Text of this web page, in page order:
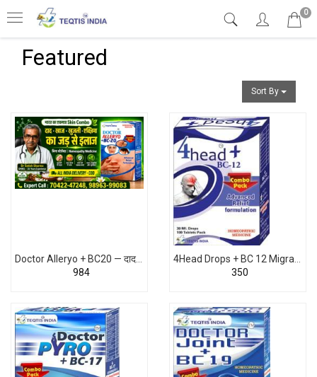
0
Featured
Sort By
₹984
₹350